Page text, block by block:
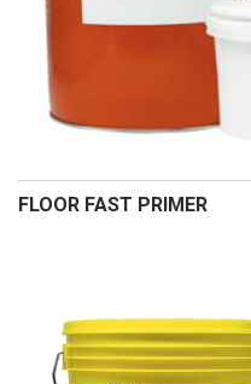
FLOOR FAST PRIMER